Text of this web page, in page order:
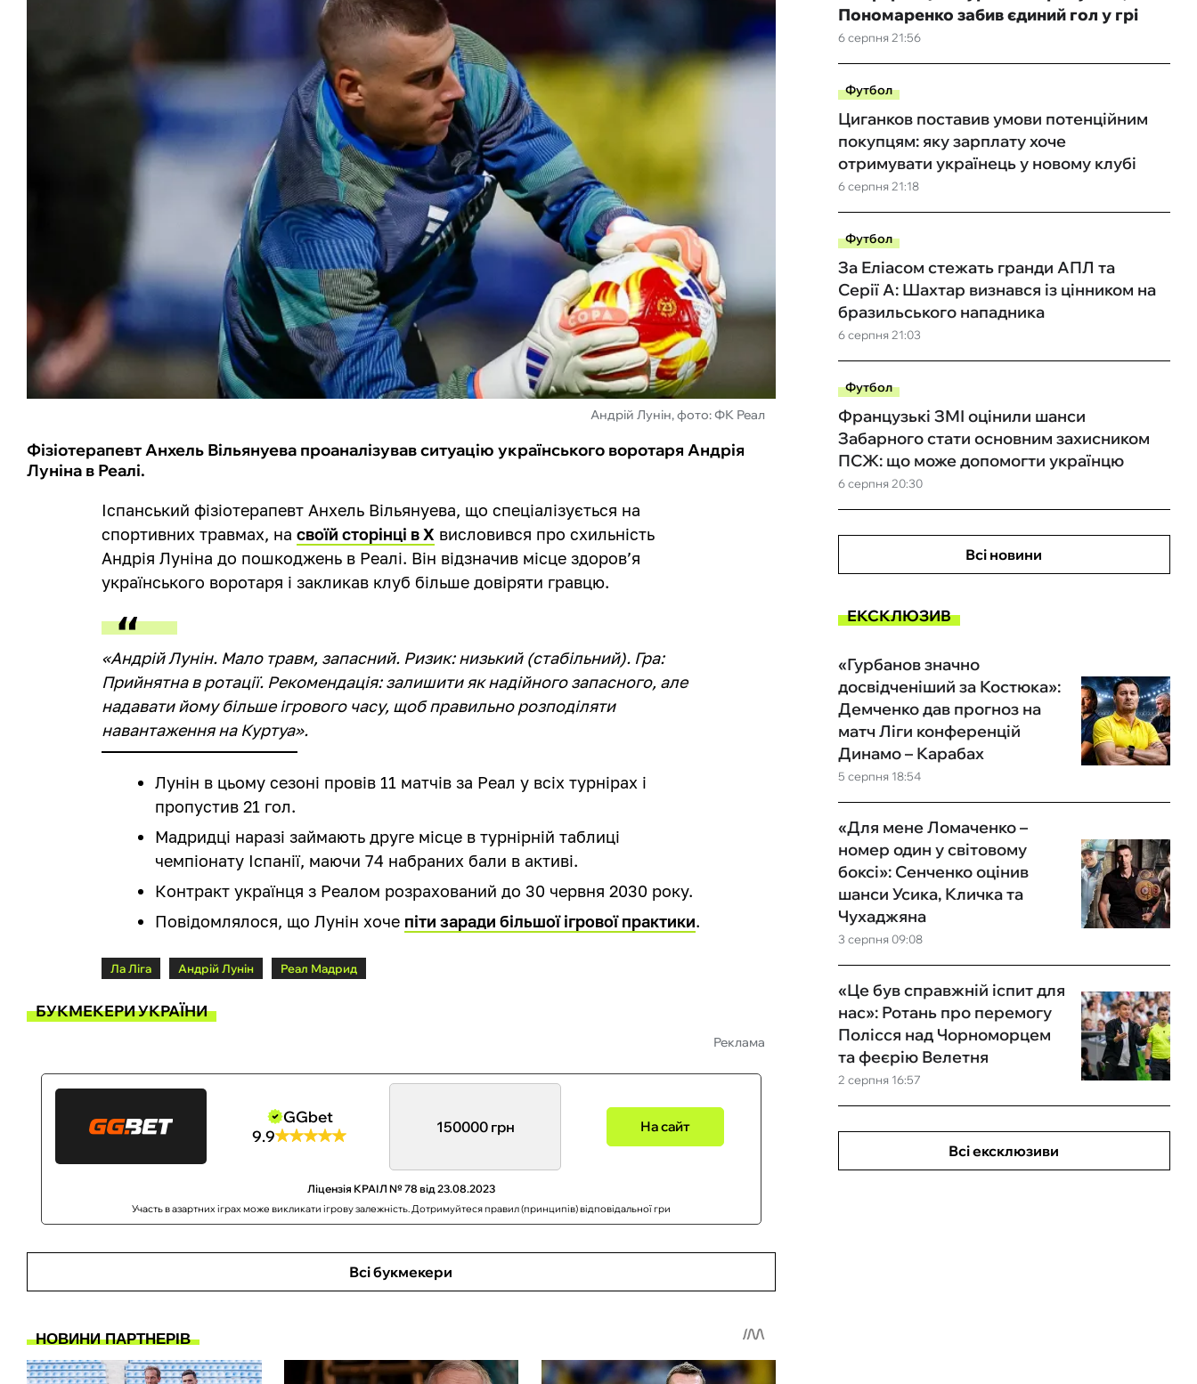
Андрій Лунін, фото: ФК Реал
Фізіотерапевт Анхель Вільянуева проаналізував ситуацію українського воротаря Андрія
Луніна в Реалі.
Іспанський фізіотерапевт Анхель Вільянуева, що спеціалізується на
спортивних травмах, насвоїй сторінці в Х висловився про схильність
Андрія Луніна до пошкоджень в Реалі. Він відзначив місце здоров’я
українського воротаря і закликав клуб більше довіряти гравцю.
«Андрій Лунін. Мало травм, запасний. Ризик: низький (стабільний). Гра:
Прийнятна в ротації. Рекомендація: залишити як надійного запасного, але
надавати йому більше ігрового часу, щоб правильно розподіляти
навантаження на Куртуа».
Лунін в цьому сезоні провів 11 матчів за Реал у всіх турнірах і
пропустив 21 гол.
Мадридці наразі займають друге місце в турнірній таблиці
чемпіонату Іспанії, маючи 74 набраних бали в активі.
Контракт українця з Реалом розрахований до 30 червня 2030 року.
Повідомлялося, що Лунін хоче піти заради більшої ігрової практики.
Ла Ліга Андрій Лунін Реал Мадрид
БУКМЕКЕРИ УКРАЇНИ
Реклама
GGbet
9.9
150000 грн На сайт
Ліцензія КРАІЛ № 78 від 23.08.2023
Участь в азартних іграх може викликати ігрову залежність. Дотримуйтеся правил (принципів) відповідальної гри
Всі букмекери
6 серпня 21:56
Пономаренко забив єдиний гол у грі
Футбол
6 серпня 21:18
Циганков поставив умови потенційним
покупцям: яку зарплату хоче
отримувати українець у новому клубі
Футбол
6 серпня 21:03
За Еліасом стежать гранди АПЛ та
Серії А: Шахтар визнався із цінником на
бразильського нападника
Футбол
6 серпня 20:30
Французькі ЗМІ оцінили шанси
Забарного стати основним захисником
ПСЖ: що може допомогти українцю
Всі новини
ЕКСКЛЮЗИВ
5 серпня 18:54
«Гурбанов значно
досвідченіший за Костюка»:
Демченко дав прогноз на
матч Ліги конференцій
Динамо – Карабах
3 серпня 09:08
«Для мене Ломаченко –
номер один у світовому
боксі»: Сенченко оцінив
шанси Усика, Кличка та
Чухаджяна
2 серпня 16:57
«Це був справжній іспит для
нас»: Ротань про перемогу
Полісся над Чорноморцем
та феєрію Велетня
Всі ексклюзиви